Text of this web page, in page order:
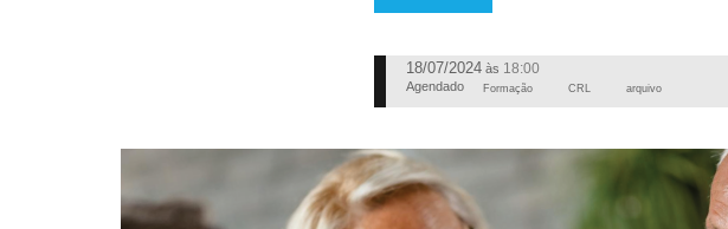
18/07/2024 às 18:00
Agendado Formação CRL arquivo